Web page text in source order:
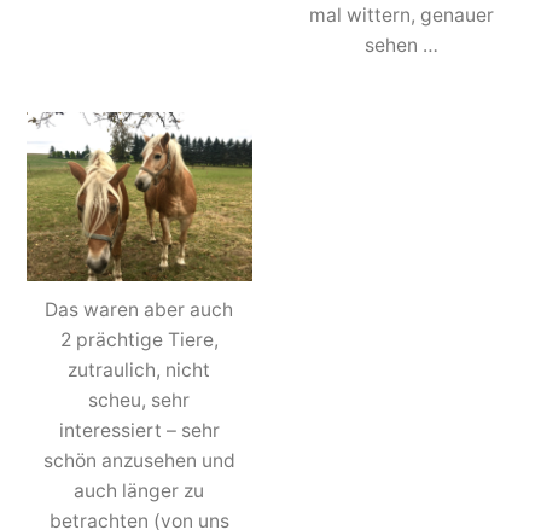
mal wittern, genauer
sehen …
Das waren aber auch
2 prächtige Tiere,
zutraulich, nicht
scheu, sehr
interessiert – sehr
schön anzusehen und
auch länger zu
betrachten (von uns